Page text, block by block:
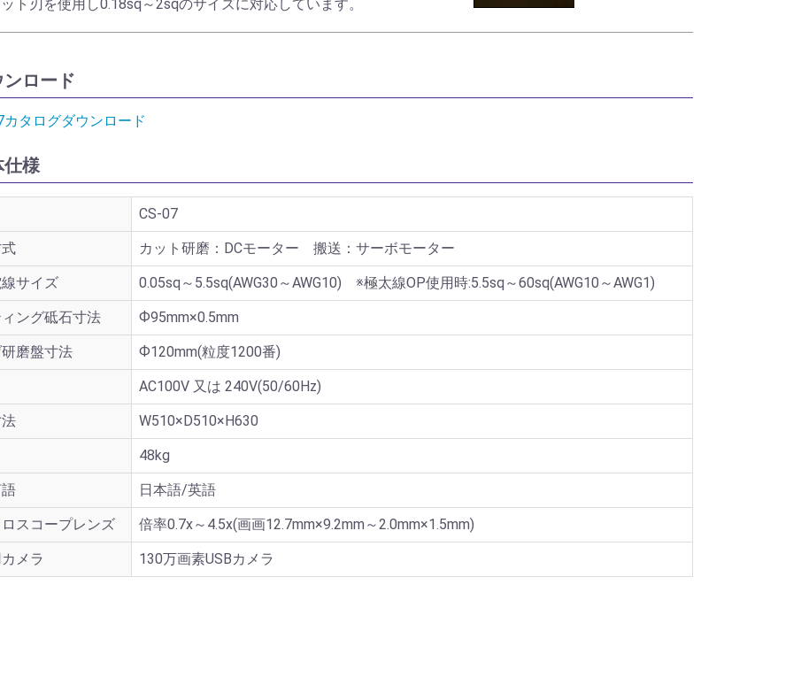
ト刃を使用し0.18sq～2sqのサイズに対応しています。
ロード
タログダウンロード
様
CS-07
カット研磨：DCモーター 搬送：サーボモーター
サイズ 0.05sq～5.5sq(AWG30～AWG10) ※極太線OP使用時:5.5sq～60sq(AWG10～AWG1)
ング砥石寸法 Ф95mm×0.5mm
磨盤寸法 Ф120mm(粒度1200番)
AC100V 又は 240V(50/60Hz)
W510×D510×H630
48kg
日本語/英語
スコープレンズ 倍率0.7x～4.5x(画画12.7mm×9.2mm～2.0mm×1.5mm)
メラ 130万画素USBカメラ